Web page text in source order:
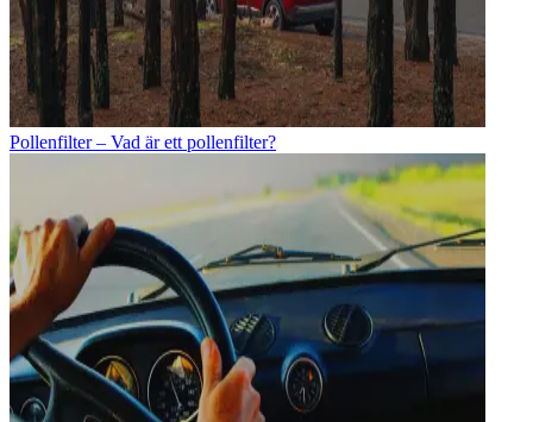
Pollenfilter – Vad är ett pollenfilter?